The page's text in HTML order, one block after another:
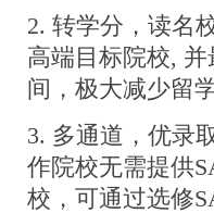
2. 转学分，读名
高端目标院校,
间，极大减少留
3. 多通道，优录
作院校无需提供
校，可通过选修